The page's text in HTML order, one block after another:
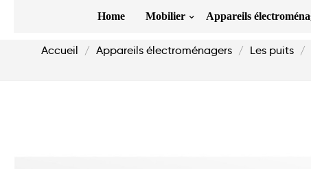
Home Mobilier Appareils
Accueil Appareils électroménagers Les puits